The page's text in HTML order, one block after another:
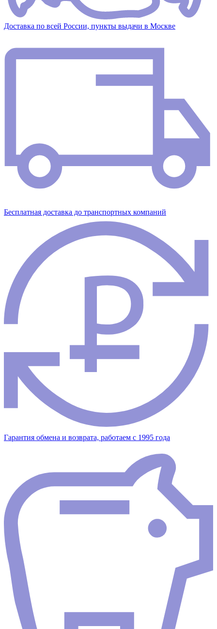
Доставка по всей России, пункты выдачи в Москве
Бесплатная доставка до транспортных компаний
Гарантия обмена и возврата, работаем с 1995 года